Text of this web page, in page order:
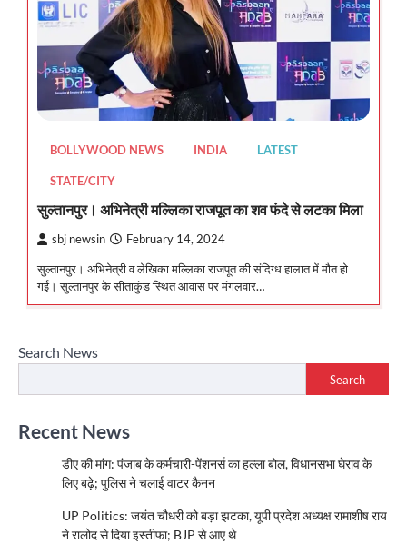
BOLLYWOOD NEWS INDIA LATEST
STATE/CITY
सुल्तानपुर। अभिनेत्री मल्लिका राजपूत का शव फंदे से लटका मिला
sbj newsin February 14, 2024
सुल्तानपुर। अभिनेत्री व लेखिका मल्लिका राजपूत की संदिग्ध हालात में मौत हो
गई। सुल्तानपुर के सीताकुंड स्थित आवास पर मंगलवार…
Search News
Search
Recent News
डीए की मांग: पंजाब के कर्मचारी-पेंशनर्स का हल्ला बोल, विधानसभा घेराव के
लिए बढ़े; पुलिस ने चलाई वाटर कैनन
UP Politics: जयंत चौधरी को बड़ा झटका, यूपी प्रदेश अध्यक्ष रामाशीष राय
ने रालोद से दिया इस्तीफा; BJP से आए थे